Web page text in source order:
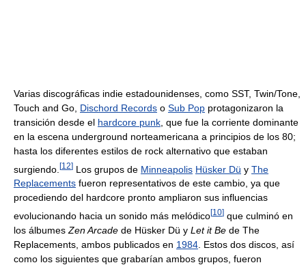
Varias discográficas indie estadounidenses, como SST, Twin/Tone,
Touch and Go, Dischord Records o Sub Pop protagonizaron la
transición desde el hardcore punk , que fue la corriente dominante
en la escena underground norteamericana a principios de los 80;
hasta los diferentes estilos de rock alternativo que estaban
surgiendo. [12] Los grupos de Minneapolis Hüsker Dü y The
Replacements fueron representativos de este cambio, ya que
procediendo del hardcore pronto ampliaron sus influencias
evolucionando hacia un sonido más melódico[10] que culminó en
los álbumes Zen Arcade de Hüsker Dü y Let it Be de The
Replacements, ambos publicados en 1984 . Estos dos discos, así
como los siguientes que grabarían ambos grupos, fueron